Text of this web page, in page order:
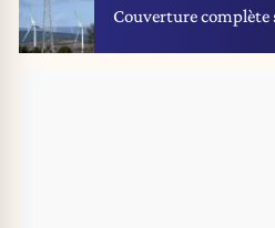
Couverture complète